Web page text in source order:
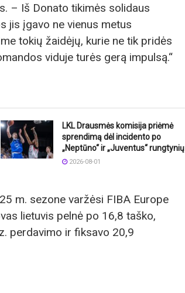
– Iš Donato tikimės solidaus
jis įgavo ne vienus metus
tokių žaidėjų, kurie ne tik pridės
viduje turės gerą impulsą.“
LKL Drausmės komisija priėmė
sprendimą dėl incidento po
„Neptūno“ ir „Juventus“ rungtynių
2026-08-01
m. sezone varžėsi FIBA Europe
lietuvis pelnė po 16,8 taško,
perdavimo ir fiksavo 20,9